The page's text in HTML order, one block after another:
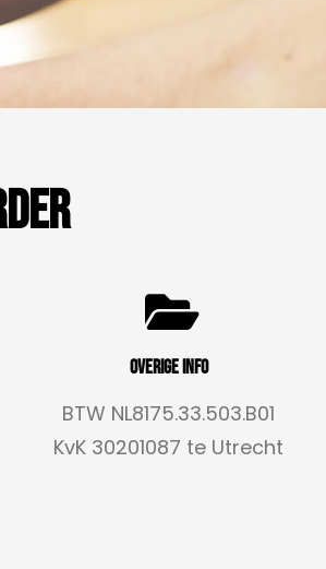
Overige info
BTW NL8175.33.503.B01
KvK 30201087 te Utrecht